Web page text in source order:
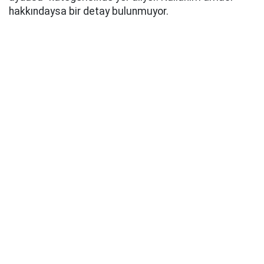
hakkındaysa bir detay bulunmuyor.